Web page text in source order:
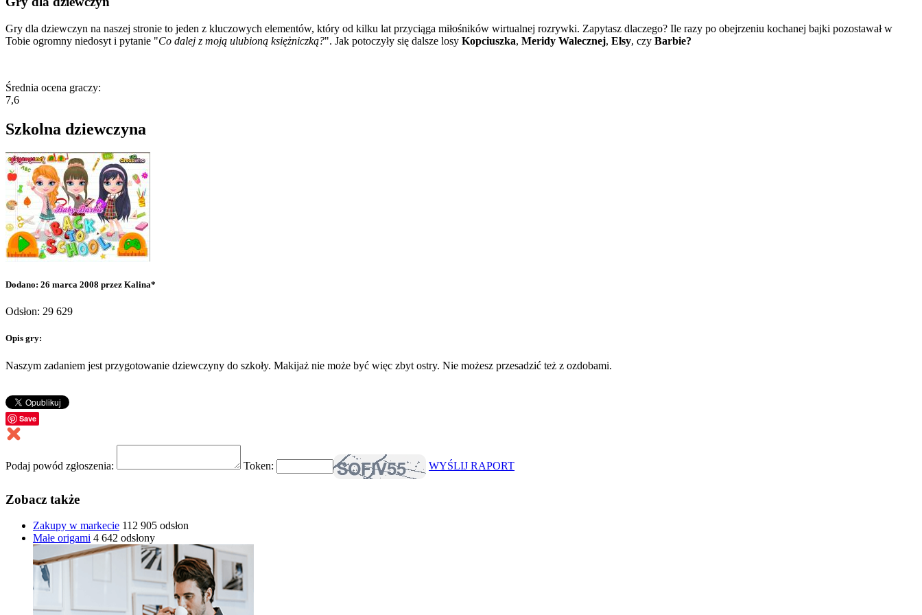
Gry dla dziewczyn na naszej stronie to jeden z kluczowych elementów, który od kilku lat przyciąga miłośników wirtualnej rozrywki. Zapytasz dlaczego? Ile razy po obejrzeniu kochanej bajki pozostawał w
Tobie ogromny niedosyt i pytanie "Co dalej z moją ulubioną księżniczką?". Jak potoczyły się dalsze losy Kopciuszka, Meridy Walecznej, Elsy, czy Barbie?
Średnia ocena graczy:
7,6
Szkolna dziewczyna
Dodano: 26 marca 2008 przez Kalina*
Odsłon: 29 629
Opis gry:
Naszym zadaniem jest przygotowanie dziewczyny do szkoły. Makijaż nie może być więc zbyt ostry. Nie możesz przesadzić też z ozdobami.
Save
Podaj powód zgłoszenia: Token: WYŚLIJ RAPORT
Zobacz także
Zakupy w markecie 112 905 odsłon
Małe origami 4 642 odsłony